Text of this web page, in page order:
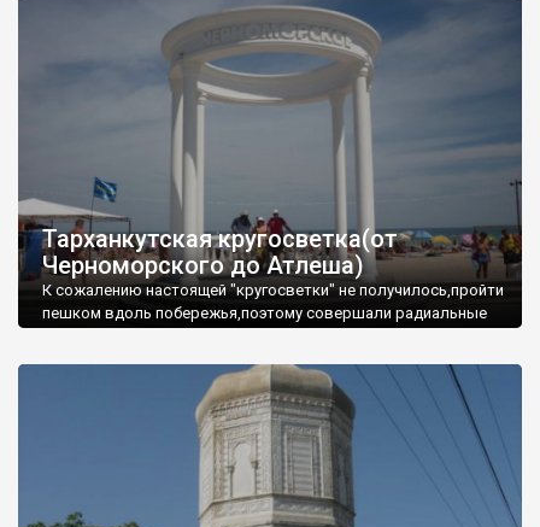
Тарханкутская кругосветка(от
Черноморского до Атлеша)
К сожалению настоящей "кругосветки" не получилось,пройти
пешком вдоль побережья,поэтому совершали радиальные